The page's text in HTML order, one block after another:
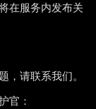
在服务内发布关
，请联系我们。
官：